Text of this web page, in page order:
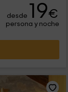
desde 19€
persona y noche